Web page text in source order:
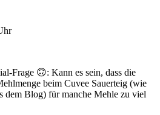
Frage 🙃: Kann es sein, dass die
beim Cuvee Sauerteig (wie
dem Blog) für manche Mehle zu viel